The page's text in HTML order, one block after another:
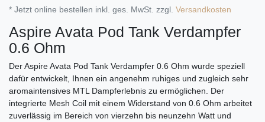
* Jetzt online bestellen inkl. ges. MwSt. zzgl. Versandkosten
Aspire Avata Pod Tank Verdampfer
0.6 Ohm
Der Aspire Avata Pod Tank Verdampfer 0.6 Ohm wurde speziell
dafür entwickelt, Ihnen ein angenehm ruhiges und zugleich sehr
aromaintensives MTL Dampferlebnis zu ermöglichen. Der
integrierte Mesh Coil mit einem Widerstand von 0.6 Ohm arbeitet
zuverlässig im Bereich von vierzehn bis neunzehn Watt und